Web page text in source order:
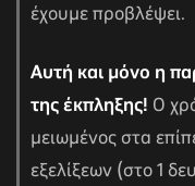
έχουμε προβλέψει.
Αυτή και μόνο η
της έκπληξης! Ο
μειωμένος στα
εξελίξεων (στο 1